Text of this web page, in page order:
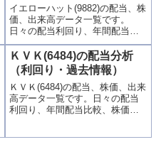
イエローハット(9882)の配当、株
価、出来高データ一覧です。
日々の配当利回り、年間配当比
較、株価や出来高との関連、高
額配当目的の買い時チャンスな
ど、表とグラフでわかりやすく
掲載、配当利回りランキングも
参考に！
ＫＶＫ(6484)の配当分析
（利回り・過去情報）
ＫＶＫ(6484)の配当、株価、出来
高データ一覧です。日々の配当
利回り、年間配当比較、株価や